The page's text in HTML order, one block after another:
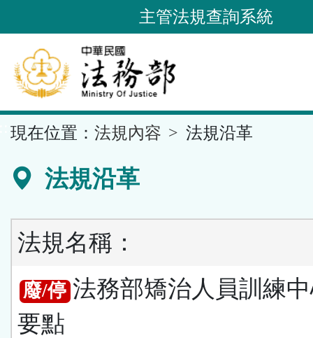
到
要
內
容
區
主管法規查詢系統
現在位置： 法規內容 法規沿革
法規沿革
法規名稱：
廢/停 法務部矯治人員訓練
要點